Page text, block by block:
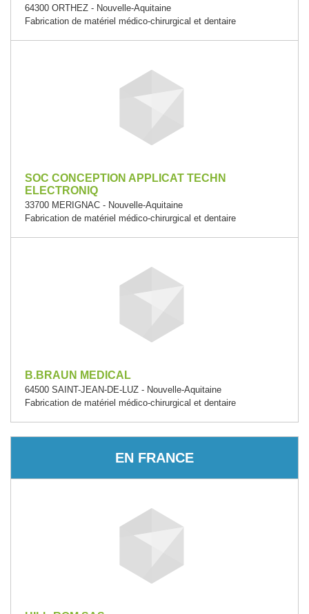
64300 ORTHEZ - Nouvelle-Aquitaine
Fabrication de matériel médico-chirurgical et dentaire
SOC CONCEPTION APPLICAT TECHN
ELECTRONIQ
33700 MERIGNAC - Nouvelle-Aquitaine
Fabrication de matériel médico-chirurgical et dentaire
B.BRAUN MEDICAL
64500 SAINT-JEAN-DE-LUZ - Nouvelle-Aquitaine
Fabrication de matériel médico-chirurgical et dentaire
EN FRANCE